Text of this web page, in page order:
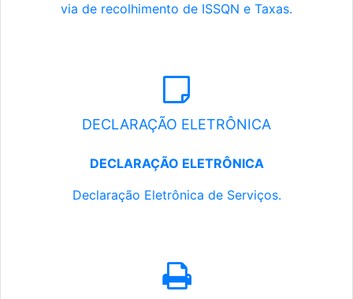
via de recolhimento de ISSQN e Taxas.
DECLARAÇÃO ELETRÔNICA
DECLARAÇÃO ELETRÔNICA
Declaração Eletrônica de Serviços.